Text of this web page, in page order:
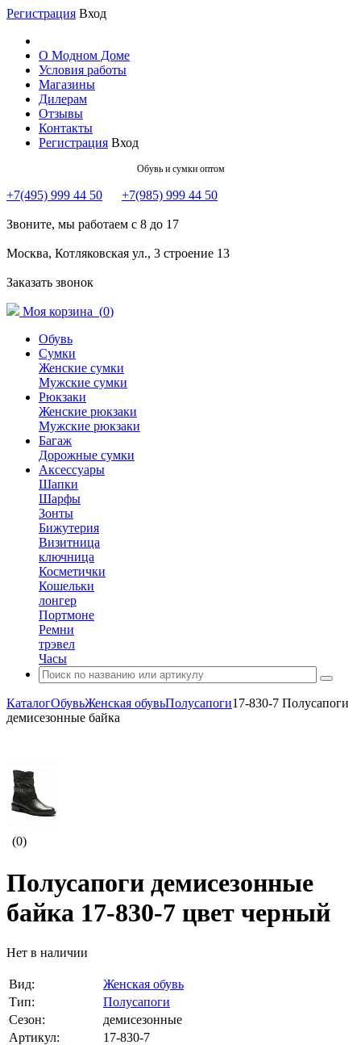
Регистрация Вход
О Модном Доме
Условия работы
Магазины
Дилерам
Отзывы
Контакты
Регистрация Вход
Обувь и сумки оптом
+7(495) 999 44 50 +7(985) 999 44 50
Звоните, мы работаем с 8 до 17
Москва, Котляковская ул., 3 строение 13
Заказать звонок
Моя корзина (0)
Обувь
Сумки
Женские сумки
Мужские сумки
Рюкзаки
Женские рюкзаки
Мужские рюкзаки
Багаж
Дорожные сумки
Аксессуары
Шапки
Шарфы
Зонты
Бижутерия
Визитница
ключница
Косметички
Кошельки
лонгер
Портмоне
Ремни
трэвел
Часы
КаталогОбувьЖенская обувьПолусапоги17-830-7 Полусапоги
демисезонные байка
(0)
Полусапоги демисезонные
байка 17-830-7 цвет черный
Нет в наличии
Вид:
Женская обувь
Тип:
Полусапоги
Сезон:
демисезонные
Артикул:
17-830-7